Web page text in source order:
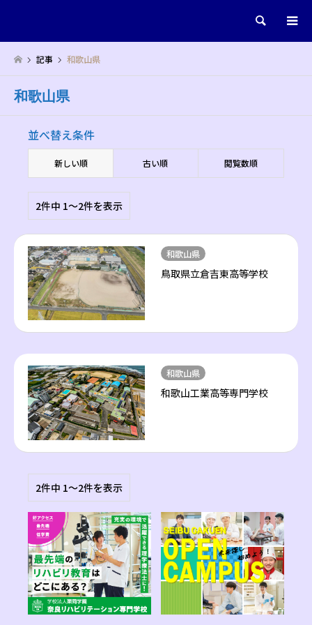
検索
記事 和歌山県
和歌山県
並べ替え条件
新しい順 古い順 閲覧数順
2件中 1〜2件を表示
和歌山県
鳥取県立倉吉東高等学校
和歌山県
和歌山工業高等専門学校
2件中 1〜2件を表示